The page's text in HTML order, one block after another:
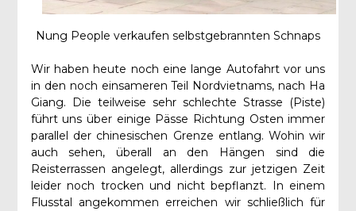
Nung People verkaufen selbstgebrannten Schnaps
Wir haben heute noch eine lange Autofahrt vor uns
in den noch einsameren Teil Nordvietnams, nach Ha
Giang. Die teilweise sehr schlechte Strasse (Piste)
führt uns über einige Pässe Richtung Osten immer
parallel der chinesischen Grenze entlang. Wohin wir
auch sehen, überall an den Hängen sind die
Reisterrassen angelegt, allerdings zur jetzigen Zeit
leider noch trocken und nicht bepflanzt. In einem
Flusstal angekommen erreichen wir schließlich für